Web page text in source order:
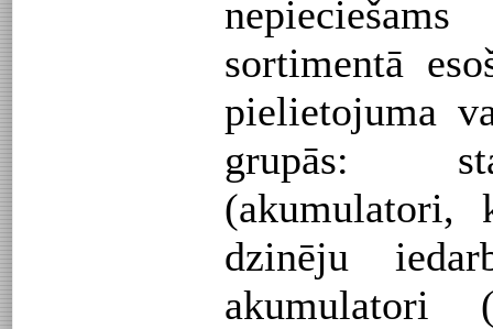
sortimentā
pielietojuma
grupās:
(akumulatori,
dzinēju
akumulatori